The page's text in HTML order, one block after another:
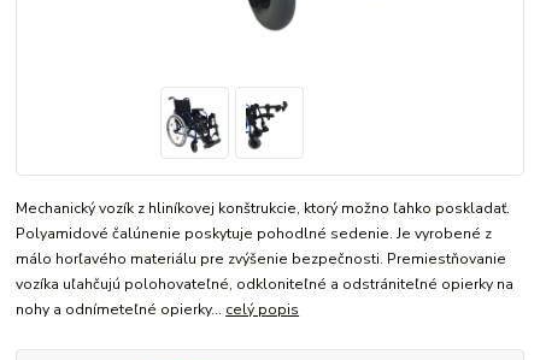
Mechanický vozík z hliníkovej konštrukcie, ktorý možno ľahko poskladať.
Polyamidové čalúnenie poskytuje pohodlné sedenie. Je vyrobené z
málo horľavého materiálu pre zvýšenie bezpečnosti. Premiestňovanie
vozíka uľahčujú polohovateľné, odkloniteľné a odstrániteľné opierky na
nohy a odnímeteľné opierky... celý popis